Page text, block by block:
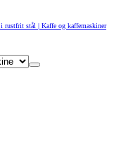
rustfrit stål | Kaffe og kaffemaskiner